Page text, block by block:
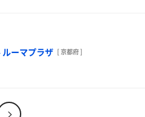
赤外線サウナ #ミストサウナ #
#フィンランド式サウナ #テン
スモークサウナ #ボナサウナ#サ
#サウナ部
ナ巡り #ロウリュ #アウフグー
#大阪市 #延羽の湯 #鶴橋
ーマプラザ [ 京都府 ]